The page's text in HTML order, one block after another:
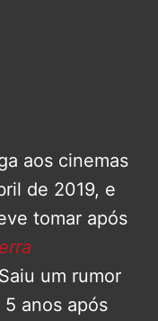
aos cinemas
de 2019, e
tomar após
um rumor
anos após